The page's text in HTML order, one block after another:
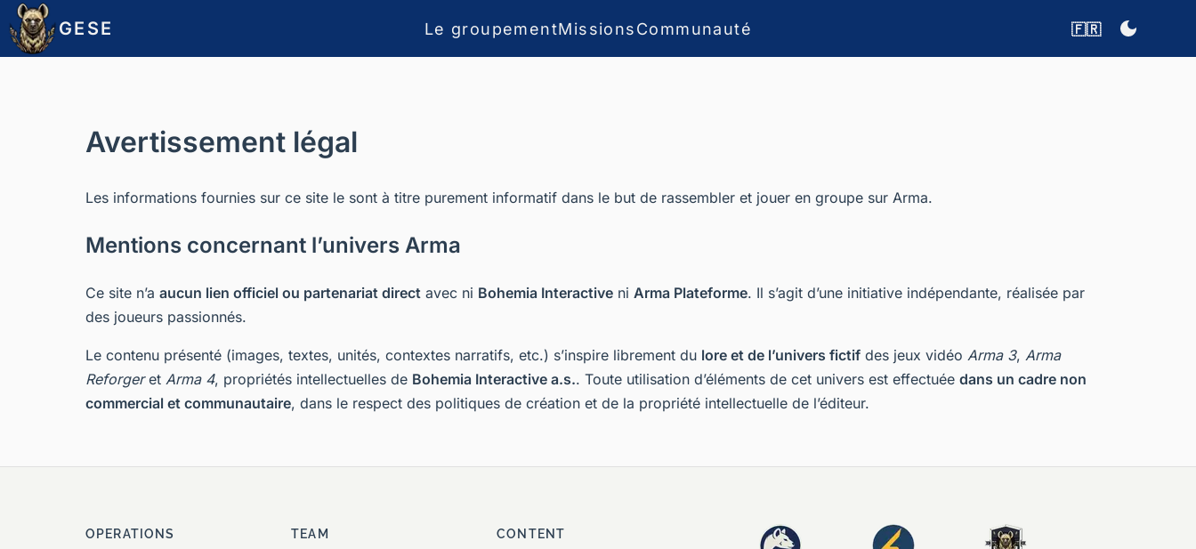
GESE Le groupementMissionsCommunauté 🇫🇷
Avertissement légal
Les informations fournies sur ce site le sont à titre purement informatif dans le but de rassembler et jouer en groupe sur Arma.
Mentions concernant l’univers Arma
Ce site n’a aucun lien officiel ou partenariat direct avec ni Bohemia Interactive ni Arma Plateforme. Il s’agit d’une initiative indépendante, réalisée par
des joueurs passionnés.
Le contenu présenté (images, textes, unités, contextes narratifs, etc.) s’inspire librement du lore et de l’univers fictif des jeux vidéo Arma 3, Arma
Reforgeret Arma 4, propriétés intellectuelles de Bohemia Interactive a.s.. Toute utilisation d’éléments de cet univers est effectuée dans un cadre non
commercial et communautaire, dans le respect des politiques de création et de la propriété intellectuelle de l’éditeur.
OPERATIONS TEAM CONTENT